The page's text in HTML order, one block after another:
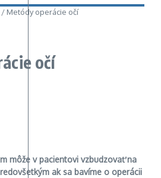
/ Metódy operácie očí
očí
môže v pacientovi vzbudzovať na
ak sa bavíme o operácii